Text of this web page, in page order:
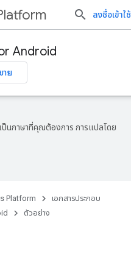
ลงชื่อเข้าใช้
Android
าย
ป็นภาษาที่คุณต้องการ การแปลโดย
Platform
เอกสารประกอบ
ตัวอย่าง